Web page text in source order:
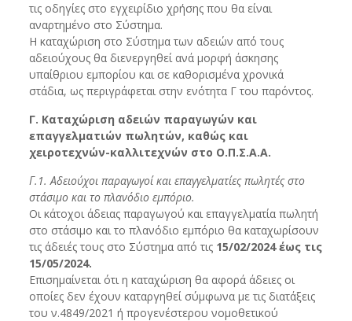
τις οδηγίες στο εγχειρίδιο χρήσης που θα είναι
αναρτημένο στο Σύστημα.
Η καταχώριση στο Σύστημα των αδειών από τους
αδειούχους θα διενεργηθεί ανά μορφή άσκησης
υπαίθριου εμπορίου και σε καθορισμένα χρονικά
στάδια, ως περιγράφεται στην ενότητα Γ του παρόντος.
Γ. Καταχώριση αδειών παραγωγών και
επαγγελματιών πωλητών, καθώς και
χειροτεχνών-καλλιτεχνών στο Ο.Π.Σ.Α.Α.
Γ.1. Αδειούχοι παραγωγοί και επαγγελματίες πωλητές στο
στάσιμο και το πλανόδιο εμπόριο.
Οι κάτοχοι άδειας παραγωγού και επαγγελματία πωλητή
στο στάσιμο και το πλανόδιο εμπόριο θα καταχωρίσουν
τις άδειές τους στο Σύστημα από τις 15/02/2024 έως τις
15/05/2024.
Επισημαίνεται ότι η καταχώριση θα αφορά άδειες οι
οποίες δεν έχουν καταργηθεί σύμφωνα με τις διατάξεις
του ν.4849/2021 ή προγενέστερου νομοθετικού